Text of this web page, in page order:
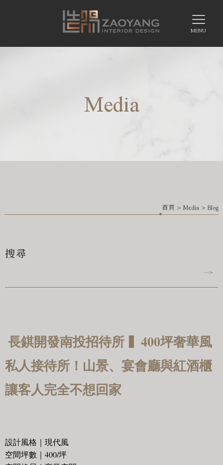
Media
首頁>Media>Blog
搜尋
長錤開發南投招待所 ▍ 400坪奢華風
私人接待所！山景、宴會廳與紅酒櫃
讓客人完全不想回家
設計風格｜現代風
空間坪數｜400/坪